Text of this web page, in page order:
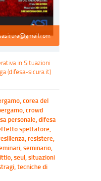
in Situazioni
(difesa-sicura.it)
,corea del
,crowd
personale,difesa
spettatore,
,resistere,
,seminario,
,seul,situazioni
,tecniche di